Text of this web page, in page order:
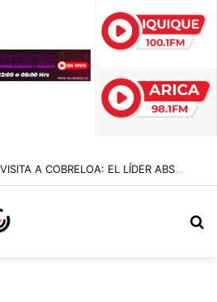
DEPORTES IQUIQUE VISITA A COBRELOA: EL LÍDER ABSOLUTO DE LA LIGA DE ASCENSO 2026